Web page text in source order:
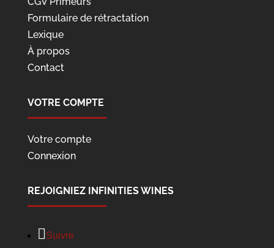
Formulaire de rétractation
Lexique
À propos
Contact
VOTRE COMPTE
Votre compte
Connexion
REJOIGNIEZ INFINITIES WINES
Suivre